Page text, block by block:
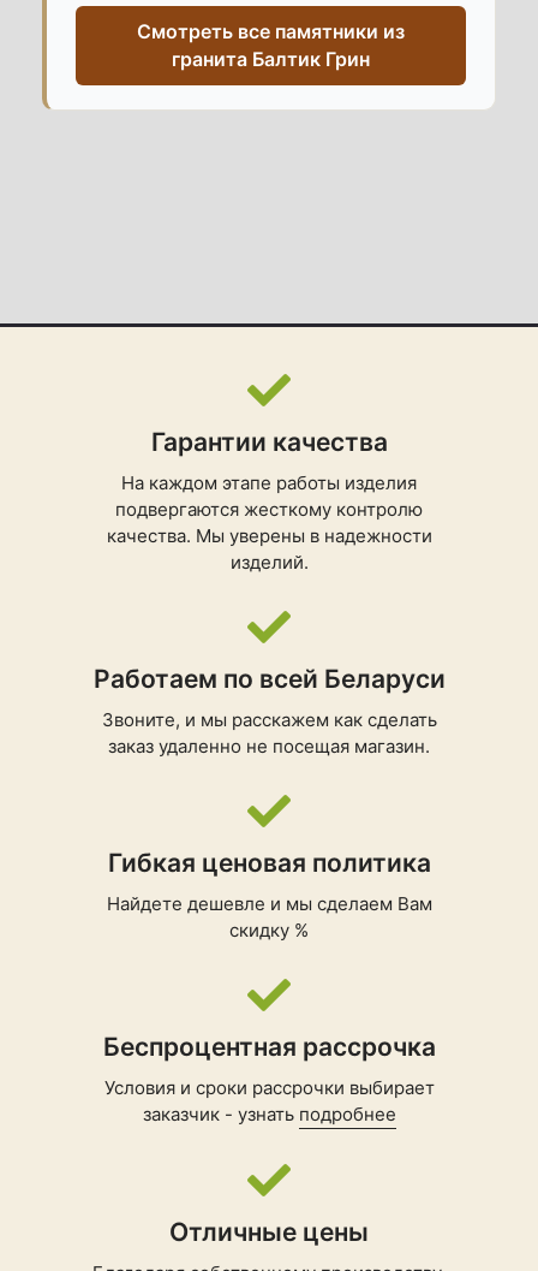
Смотреть все памятники из
гранита Балтик Грин
Гарантии качества
На каждом этапе работы изделия
подвергаются жесткому контролю
качества. Мы уверены в надежности
изделий.
Работаем по всей Беларуси
Звоните, и мы расскажем как сделать
заказ удаленно не посещая магазин.
Гибкая ценовая политика
Найдете дешевле и мы сделаем Вам
скидку %
Беспроцентная рассрочка
Условия и сроки рассрочки выбирает
заказчик - узнать подробнее
Отличные цены